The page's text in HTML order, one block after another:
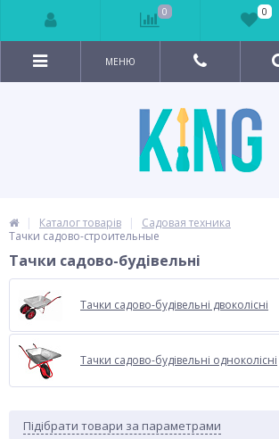
МЕНЮ
Каталог товарів
Садовая техника
Тачки садово-строительные
Тачки садово-будівельні
Тачки садово-будівельні двоколісні
Тачки садово-будівельні одноколісні
Підібрати товари за параметрами
0 0